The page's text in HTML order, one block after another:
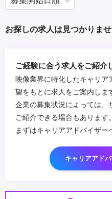
お探しの求人は見つかりませ
ご経験に合う求人をご紹介
映像業界に特化したキャリア
望をもとに求人をご案内しま
企業の募集状況によっては、
ご紹介できる場合もあります。
まずはキャリアアドバイザー
キャリアアド